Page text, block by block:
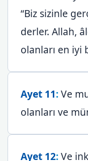
“Biz sizinle
derler. Allah,
olanları en iyi
Ayet 11:Ve
olanları ve
Ayet 12:Ve